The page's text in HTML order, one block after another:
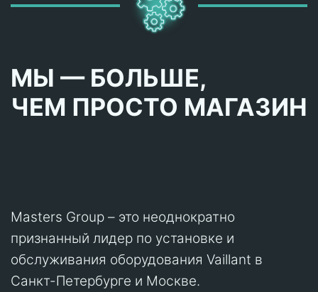
МЫ — БОЛЬШЕ,
ЧЕМ ПРОСТО МАГАЗИН
Masters Group – это неоднократно
признанный лидер по установке и
обслуживания оборудования Vaillant в
Санкт-Петербурге и Москве.